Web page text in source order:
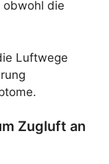
obwohl die
Luftwege
Zugluft an